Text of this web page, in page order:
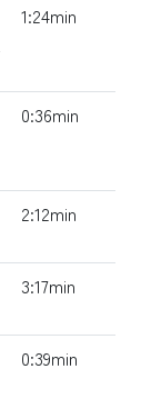
1:24min
0:36min
2:12min
3:17min
0:39min